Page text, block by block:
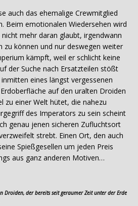
auch das ehemalige Crewmitglied
Beim emotionalen Wiedersehen wird
mehr daran glaubt, irgendwann
zu können und nur deswegen weiter
kämpft, weil er schlicht keine
der Suche nach Ersatzteilen stößt
eines längst vergessenen
auf den uralten Droiden
zu einer Welt hütet, die nahezu
des Imperators zu sein scheint
genau jenen sicheren Zufluchtsort
strebt. Einen Ort, den auch
Spießgesellen um jeden Preis
aus ganz anderen Motiven…
Droiden, der bereits seit geraumer Zeit unter der Erde